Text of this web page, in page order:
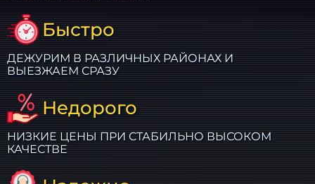
Быстро
ДЕЖУРИМ В РАЗЛИЧНЫХ РАЙОНАХ И
ВЫЕЗЖАЕМ СРАЗУ
Недорого
НИЗКИЕ ЦЕНЫ ПРИ СТАБИЛЬНО ВЫСОКОМ
КАЧЕСТВЕ